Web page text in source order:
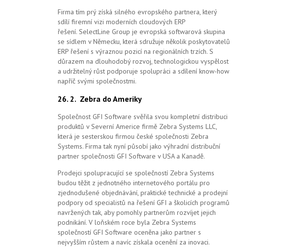
Firma tím prý získá silného evropského partnera, který
sdílí firemní vizi moderních cloudových ERP
řešení. SelectLine Group je evropská softwarová skupina
se sídlem v Německu, která sdružuje několik poskytovatelů
ERP řešení s výraznou pozicí na regionálních trzích. S
důrazem na dlouhodobý rozvoj, technologickou vyspělost
a udržitelný růst podporuje spolupráci a sdílení know-how
napříč svými společnostmi.
26. 2. Zebra do Ameriky
Společnost GFI Software svěřila svou kompletní distribuci
produktů v Severní Americe firmě Zebra Systems LLC,
která je sesterskou firmou české společnosti Zebra
Systems. Firma tak nyní působí jako výhradní distribuční
partner společnosti GFI Software v USA a Kanadě.
Prodejci spolupracující se společností Zebra Systems
budou těžit z jednotného internetového portálu pro
zjednodušené objednávání, praktické technické a prodejní
podpory od specialistů na řešení GFI a školicích programů
navržených tak, aby pomohly partnerům rozvíjet jejich
podnikání. V loňském roce byla Zebra Systems
společností GFI Software oceněna jako partner s
nejvyšším růstem a navíc získala ocenění za inovaci.